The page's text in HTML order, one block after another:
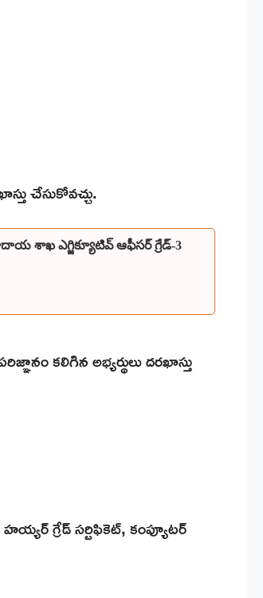
చేసుకోవచ్చు.
శాఖ ఎగ్జిక్యూటివ్ ఆఫీసర్ గ్రేడ్-3
కలిగిన అభ్యర్థులు దరఖాస్తు
గ్రేడ్ సర్టిఫికెట్, కంప్యూటర్